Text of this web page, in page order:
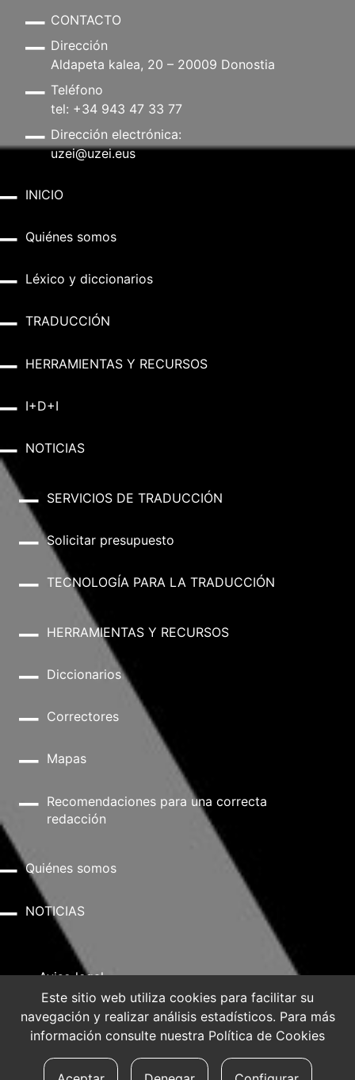
CONTACTO
Dirección
Aldapeta kalea, 20 – 20009 Donostia
Teléfono
tel: +34 943 47 33 77
Dirección electrónica:
uzei@uzei.eus
INICIO
Quiénes somos
Léxico y diccionarios
TRADUCCIÓN
HERRAMIENTAS Y RECURSOS
I+D+I
NOTICIAS
SERVICIOS DE TRADUCCIÓN
Solicitar presupuesto
TECNOLOGÍA PARA LA TRADUCCIÓN
HERRAMIENTAS Y RECURSOS
Diccionarios
Correctores
Mapas
Recomendaciones para una correcta
redacción
Quiénes somos
NOTICIAS
Aviso legal
Política de privacidad
Este sitio web utiliza cookies para facilitar su
navegación y realizar análisis estadísticos. Para más
información consulte nuestra Política de Cookies